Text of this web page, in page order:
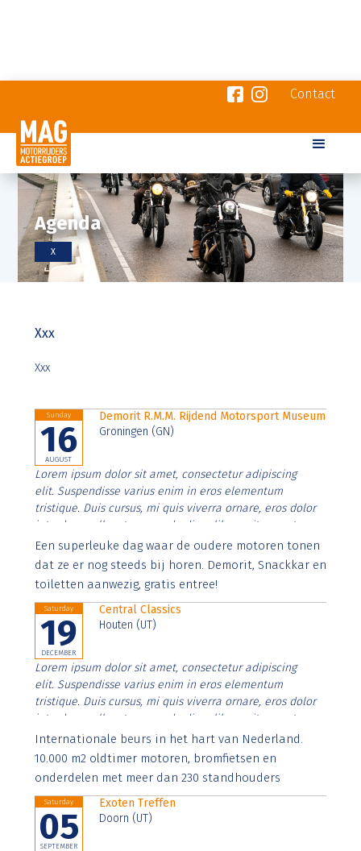
Contact
Agenda
X
Xxx
Xxx
Sunday
16
AUGUST
Demorit R.M.M. Rijdend Motorsport Museum
Groningen (GN)
Lorem ipsum dolor sit amet, consectetur adipiscing
elit. Suspendisse varius enim in eros elementum
tristique. Duis cursus, mi quis viverra ornare, eros dolor
interdum nulla, ut commodo diam libero vitae erat.
Aenean faucibus nibh et justo cursus id rutrum lorem
imperdiet. Nunc ut sem vitae risus tristique posuere.
Een superleuke dag waar de oudere motoren tonen
dat ze er nog steeds bij horen. Demorit, Snackkar en
toiletten aanwezig, gratis entree!
Saturday
19
DECEMBER
Central Classics
Houten (UT)
Lorem ipsum dolor sit amet, consectetur adipiscing
elit. Suspendisse varius enim in eros elementum
tristique. Duis cursus, mi quis viverra ornare, eros dolor
interdum nulla, ut commodo diam libero vitae erat.
Aenean faucibus nibh et justo cursus id rutrum lorem
imperdiet. Nunc ut sem vitae risus tristique posuere.
Internationale beurs in het hart van Nederland.
10.000 m2 oldtimer motoren, bromfietsen en
onderdelen met meer dan 230 standhouders
Saturday
05
SEPTEMBER
Exoten Treffen
Doorn (UT)